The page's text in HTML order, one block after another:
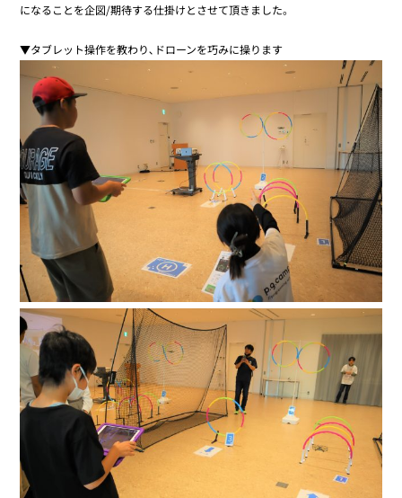
になることを企図/期待する仕掛けとさせて頂きました。
▼タブレット操作を教わり､ドローンを巧みに操ります